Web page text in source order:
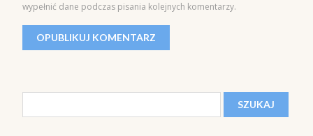
wypełnić dane podczas pisania kolejnych komentarzy.